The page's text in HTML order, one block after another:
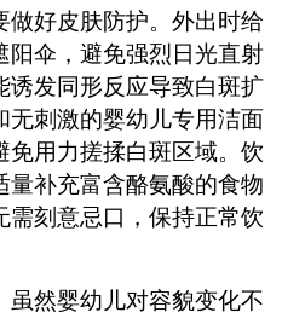
做好皮肤防护。外出时给
阳伞，避免强烈日光直射
诱发同形反应导致白斑扩
无刺激的婴幼儿专用洁面
免用力搓揉白斑区域。饮
量补充富含酪氨酸的食物
需刻意忌口，保持正常饮
虽然婴幼儿对容貌变化不